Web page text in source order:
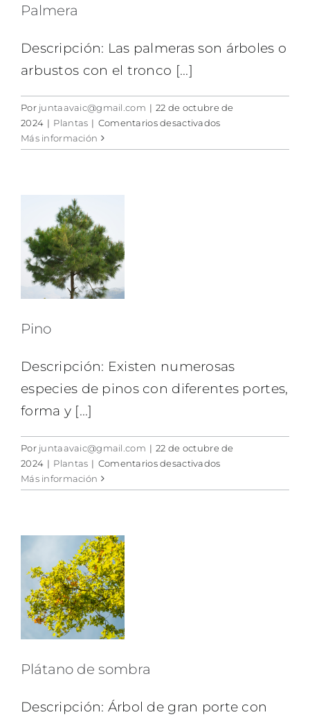
Palmera
Descripción: Las palmeras son árboles o
arbustos con el tronco [...]
Por juntaavaic@gmail.com | 22 de octubre de
2024 | Plantas | Comentarios desactivadosen
Más información
Pino
Descripción: Existen numerosas
especies de pinos con diferentes portes,
forma y [...]
Por juntaavaic@gmail.com | 22 de octubre de
2024 | Plantas | Comentarios desactivadosen
Más información
Plátano de sombra
Descripción: Árbol de gran porte con